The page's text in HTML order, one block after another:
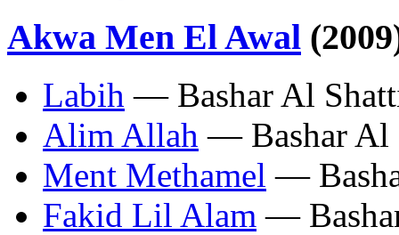
Akwa Men El Awal
Labih — Bashar Al
Alim Allah — Bashar Al
Ment Methamel —
Fakid Lil Alam —